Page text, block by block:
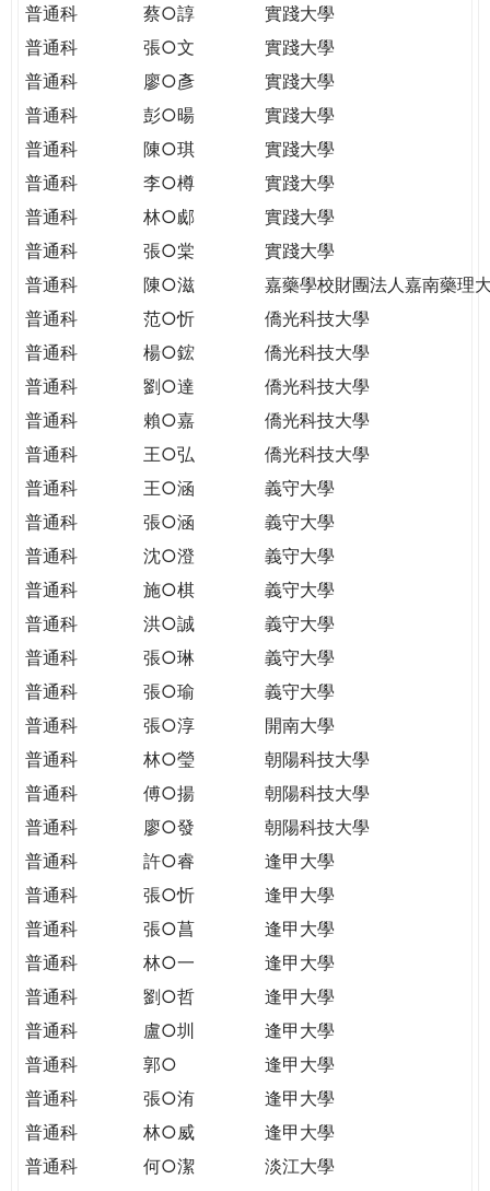
普通科
蔡○諄
實踐大學
普通科
張○文
實踐大學
普通科
廖○彥
實踐大學
普通科
彭○暘
實踐大學
普通科
陳○琪
實踐大學
普通科
李○樽
實踐大學
普通科
林○郕
實踐大學
普通科
張○棠
實踐大學
普通科
陳○滋
嘉藥學校財團法人嘉南藥理
普通科
范○忻
僑光科技大學
普通科
楊○鋐
僑光科技大學
普通科
劉○達
僑光科技大學
普通科
賴○嘉
僑光科技大學
普通科
王○弘
僑光科技大學
普通科
王○涵
義守大學
普通科
張○涵
義守大學
普通科
沈○澄
義守大學
普通科
施○棋
義守大學
普通科
洪○誠
義守大學
普通科
張○琳
義守大學
普通科
張○瑜
義守大學
普通科
張○淳
開南大學
普通科
林○瑩
朝陽科技大學
普通科
傅○揚
朝陽科技大學
普通科
廖○發
朝陽科技大學
普通科
許○睿
逢甲大學
普通科
張○忻
逢甲大學
普通科
張○菖
逢甲大學
普通科
林○一
逢甲大學
普通科
劉○哲
逢甲大學
普通科
盧○圳
逢甲大學
普通科
郭○
逢甲大學
普通科
張○洧
逢甲大學
普通科
林○威
逢甲大學
普通科
何○潔
淡江大學